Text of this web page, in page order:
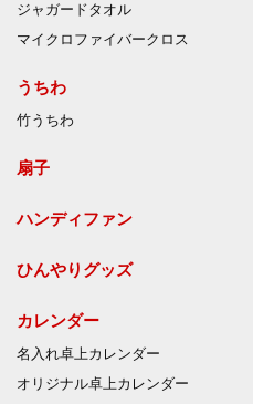
ジャガードタオル
マイクロファイバークロス
うちわ
竹うちわ
扇子
ハンディファン
ひんやりグッズ
カレンダー
名入れ卓上カレンダー
オリジナル卓上カレンダー